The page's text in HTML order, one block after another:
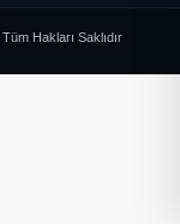
Tüm Hakları Saklıdır